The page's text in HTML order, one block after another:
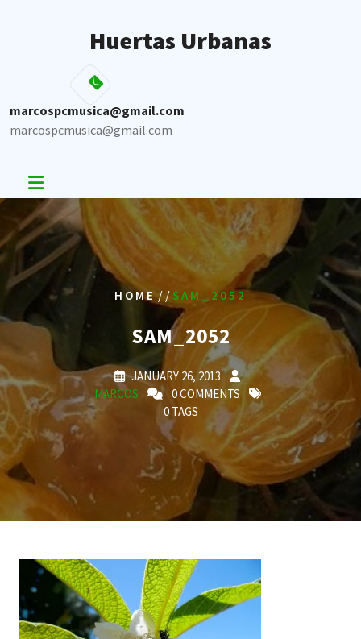
Huertas Urbanas
marcospcmusica@gmail.com
marcospcmusica@gmail.com
HOME/ /SAM_2052
SAM_2052
JANUARY 26, 2013
MARCOS
0 COMMENTS
0 TAGS